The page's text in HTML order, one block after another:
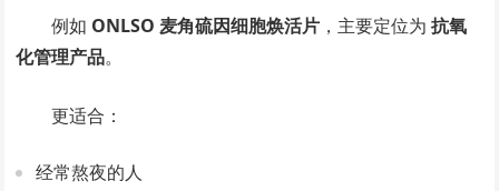
例如 ONLSO 麦角硫因细胞焕活片 ，主要定位为抗氧
化管理产品。
更适合：
经常熬夜的人